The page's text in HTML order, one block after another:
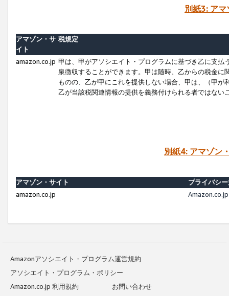
別紙3: ア
アマゾン・サ
イト
税規定
amazon.co.jp 甲は、甲がアソシエイト・プログラムに基づき乙に支
泉徴収することができます。甲は随時、乙からの税金
ものの、乙が甲にこれを提供しない場合、甲は、（甲
乙が当該税関連情報の提供を義務付けられる者ではな
別紙4: アマゾン
アマゾン・サイト
プライバシ
amazon.co.jp
Amazonアソシエイト・プログラム運営規約
アソシエイト・プログラム・ポリシー
Amazon.co.jp 利用規約
お問い合わせ